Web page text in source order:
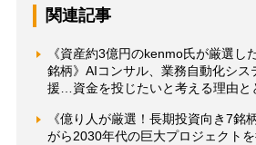
関連記事
《資産約3億円のkenmo氏が厳選し
銘柄》AIコンサル、業務自動化シス
援…資金を投じたいと考える理由と
《億り人が厳選！長期投資向き7銘
がら2030年代の巨大プロジェクトを